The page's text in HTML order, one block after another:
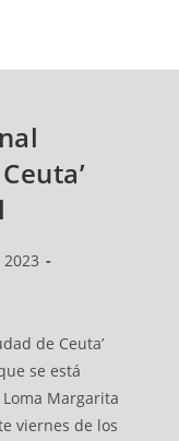
de Ceuta’
se está
Margarita
viernes de los